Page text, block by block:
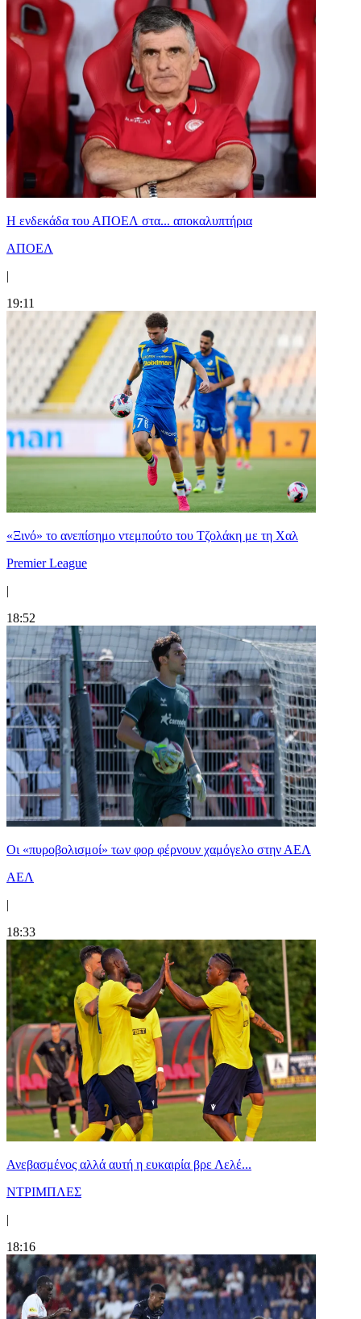
Η ενδεκάδα του ΑΠΟΕΛ στα... αποκαλυπτήρια
ΑΠΟΕΛ
|
19:11
«Ξινό» το ανεπίσημο ντεμπούτο του Τζολάκη με τη Χαλ
Premier League
|
18:52
Οι «πυροβολισμοί» των φορ φέρνουν χαμόγελο στην ΑΕΛ
ΑΕΛ
|
18:33
Ανεβασμένος αλλά αυτή η ευκαιρία βρε Λελέ...
ΝΤΡΙΜΠΛΕΣ
|
18:16